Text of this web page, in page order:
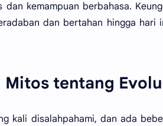
dan kemampuan berbahasa.
dan bertahan hingga hari
Mitos tentang
kali disalahpahami, dan ada